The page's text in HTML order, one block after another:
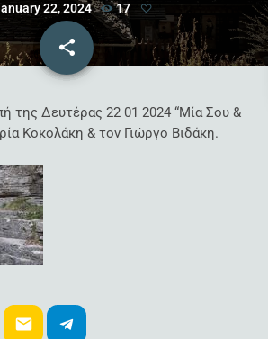
22, 2024 17
share
email
της Δευτέρας 22 01 2024 “Μία Σου &
Κοκολάκη & τον Γιώργο Βιδάκη.
email